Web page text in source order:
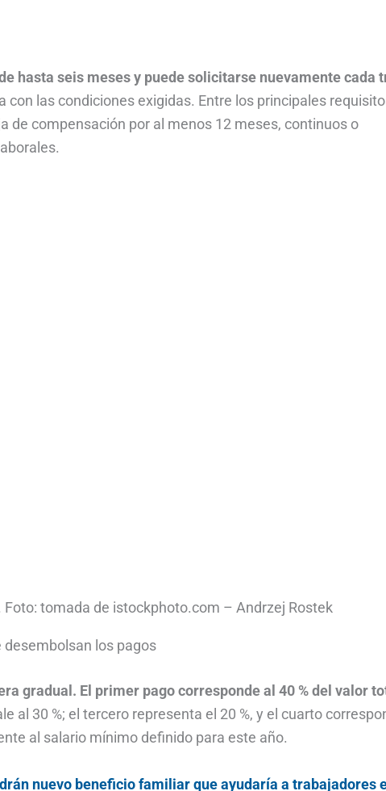
hasta seis meses y puede solicitarse nuevamente cada
con las condiciones exigidas. Entre los principales
de compensación por al menos 12 meses, continuos o
tomada de istockphoto.com – Andrzej Rostek
desembolsan los pagos
gradual. El primer pago corresponde al 40 % del valor
al 30 %; el tercero representa el 20 %, y el cuarto
al salario mínimo definido para este año.
nuevo beneficio familiar que ayudaría a trabajadores